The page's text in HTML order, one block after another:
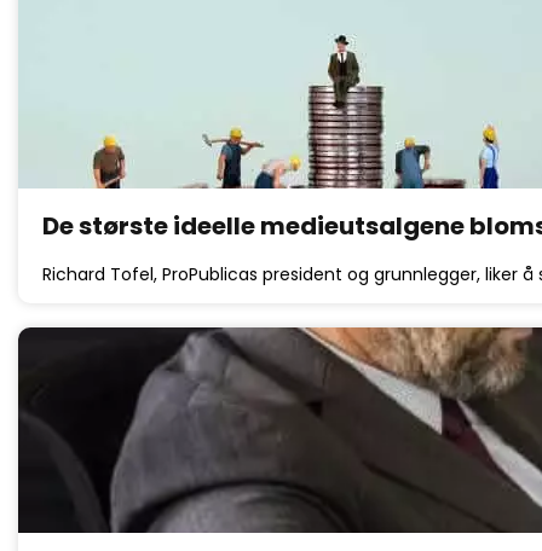
De største ideelle medieutsalgene
Richard Tofel, ProPublicas president og grunnlegger, liker å